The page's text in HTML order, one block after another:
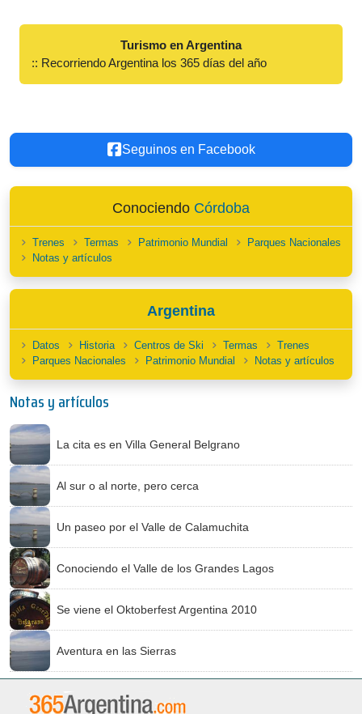
Turismo en Argentina
:: Recorriendo Argentina los 365 días del año
Seguinos en Facebook
Conociendo Córdoba
Trenes Termas Patrimonio Mundial
Parques Nacionales
Notas y artículos
Argentina
Datos Historia Centros de Ski Termas
Trenes
Parques Nacionales
Patrimonio Mundial Notas y artículos
Notas y artículos
La cita es en Villa General Belgrano
Al sur o al norte, pero cerca
Un paseo por el Valle de Calamuchita
Conociendo el Valle de los Grandes Lagos
Se viene el Oktoberfest Argentina 2010
Aventura en las Sierras